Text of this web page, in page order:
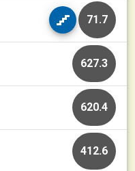
71.7
627.3
620.4
412.6